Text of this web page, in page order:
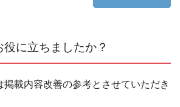
役に立ちましたか？
掲載内容改善の参考とさせていただき